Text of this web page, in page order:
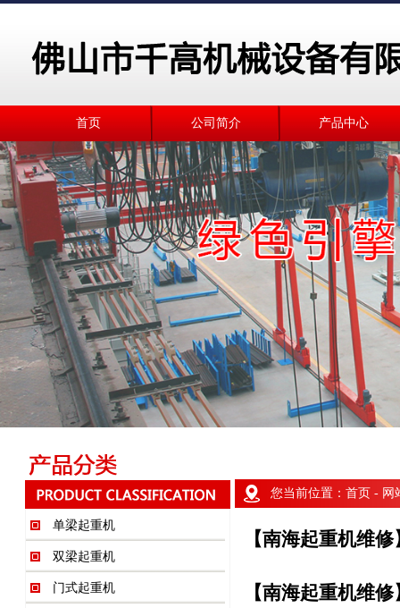
首页 公司简介 产品中心
单梁起重机
双梁起重机
门式起重机
您当前位置： 首页- 网
【南海起重机维
【南海起重机维